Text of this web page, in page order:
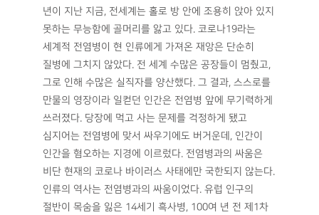
년이 지난 지금, 전세계는 홀로 방 안에 조용히 앉아 있지
못하는 무능함에 골머리를 앓고 있다. 코로나19라는
세계적 전염병이 현 인류에게 가져온 재앙은 단순히
질병에 그치지 않았다. 전 세계 수많은 공장들이 멈췄고,
그로 인해 수많은 실직자를 양산했다. 그 결과, 스스로를
만물의 영장이라 일컫던 인간은 전염병 앞에 무기력하게
쓰러졌다. 당장에 먹고 사는 문제를 걱정하게 됐고
심지어는 전염병에 맞서 싸우기에도 버거운데, 인간이
인간을 혐오하는 지경에 이르렀다. 전염병과의 싸움은
비단 현재의 코로나 바이러스 사태에만 국한되지 않는다.
인류의 역사는 전염병과의 싸움이었다. 유럽 인구의
절반이 목숨을 잃은 14세기 흑사병, 100여 년 전 제1차